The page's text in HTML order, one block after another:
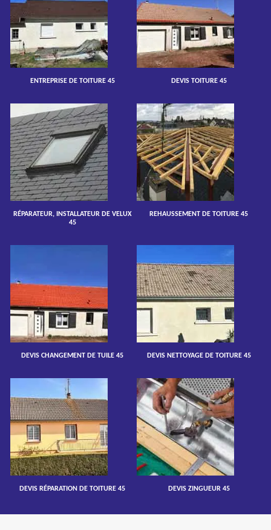
ENTREPRISE DE TOITURE 45 DEVIS TOITURE 45
RÉPARATEUR, INSTALLATEUR DE VELUX
45
REHAUSSEMENT DE TOITURE 45
DEVIS CHANGEMENT DE TUILE 45 DEVIS NETTOYAGE DE TOITURE 45
DEVIS RÉPARATION DE TOITURE 45 DEVIS ZINGUEUR 45